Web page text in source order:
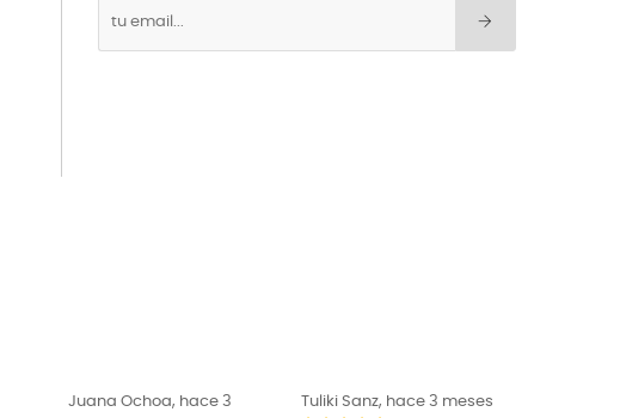
Tuliki Sanz, hace 3 meses El Pugilista, hace 3 meses